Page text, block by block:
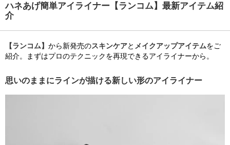
ハネあげ簡単アイライナー【ランコム】最新アイテム紹
介
【ランコム】 から新発売のスキンケアと メイクアップアイテムをご
紹介。まずはプロのテクニックを再現できるアイライナーから。
思いのままにラインが描ける新しい形のアイライナー